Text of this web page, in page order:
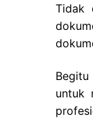
Tidak
untuk